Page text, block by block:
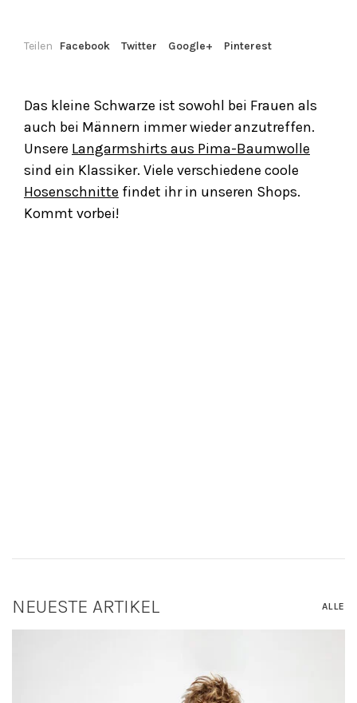
Teilen Facebook Twitter Google+ Pinterest
Das kleine Schwarze ist sowohl bei Frauen als
auch bei Männern immer wieder anzutreffen.
Unsere Langarmshirts aus Pima-Baumwolle
sind ein Klassiker. Viele verschiedene coole
Hosenschnitte findet ihr in unseren Shops.
Kommt vorbei!
NEUESTE ARTIKEL ALLE